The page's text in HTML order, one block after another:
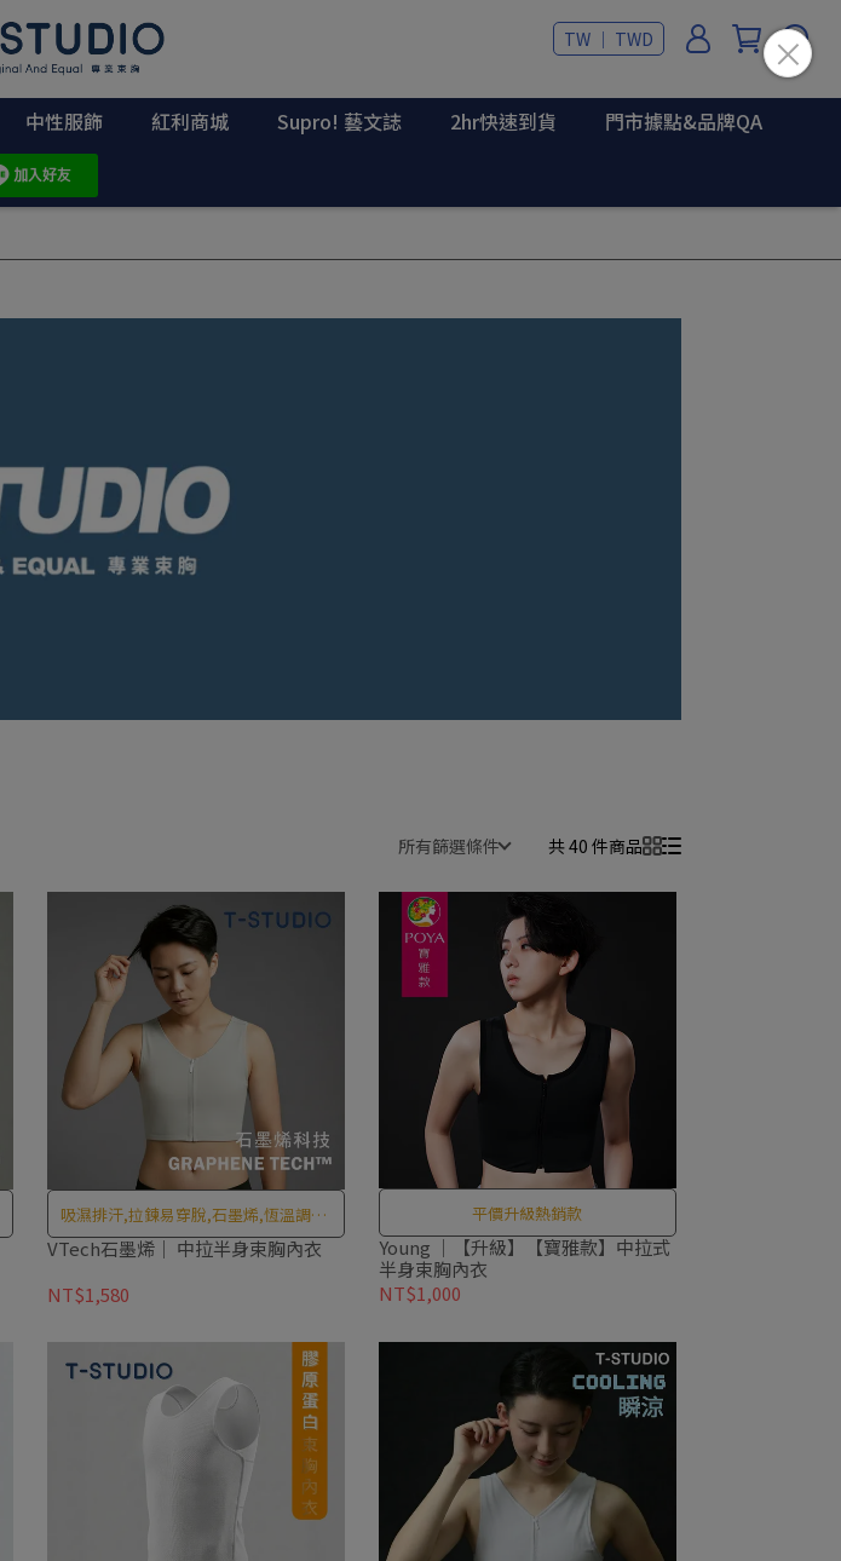
TW ｜ TWD
中性服飾 紅利商城 Supro! 藝文誌 2hr快速到貨 門市據點&品牌QA
所有篩選條件 共 40 件商品
吸濕排汗,拉鍊易穿脫,石墨烯,恆溫調節,
導熱性,促進血液循環,天然抗菌除臭,環
VTech石墨烯｜ 中拉半身束胸內衣
NT$1,580
平價升級熱銷款
Young ｜【升級】【寶雅款】中拉式
半身束胸內衣
NT$1,000